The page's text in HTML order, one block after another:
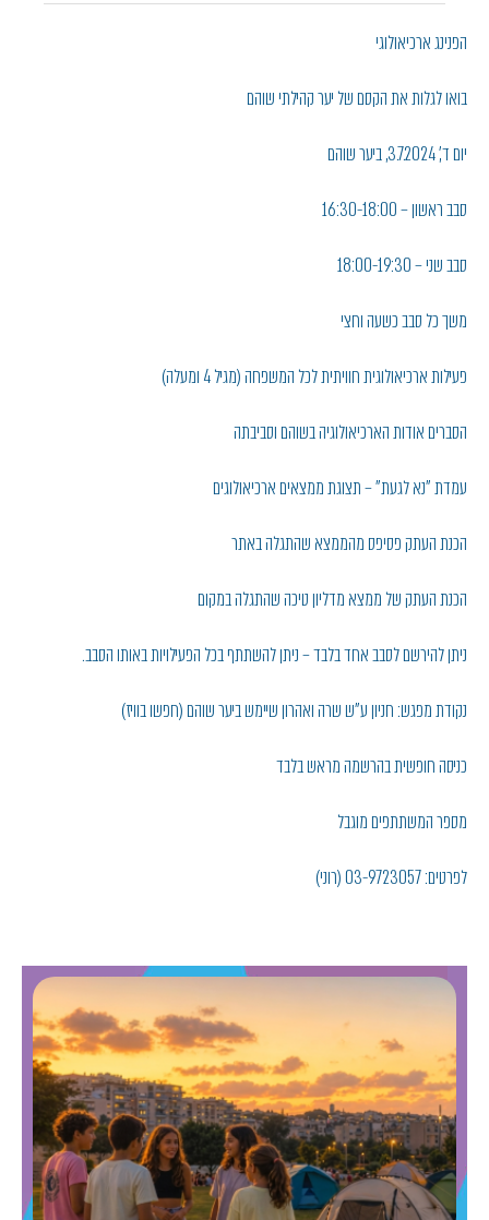
הפנינג ארכיאולוגי
בואו לגלות את הקסם של יער קהילתי שוהם
יום ד', 3.7.2024, ביער שוהם
סבב ראשון – 16:30-18:00
סבב שני – 18:00-19:30
משך כל סבב כשעה וחצי
פעילות ארכיאולוגית חוויתית לכל המשפחה (מגיל 4 ומעלה)
הסברים אודות הארכיאולוגיה בשוהם וסביבתה
עמדת "נא לגעת" – תצוגת ממצאים ארכיאולוגים
הכנת העתק פסיפס מהממצא שהתגלה באתר
הכנת העתק של ממצא מדליון טיכה שהתגלה במקום
ניתן להירשם לסבב אחד בלבד – ניתן להשתתף בכל הפעילויות באותו הסבב.
נקודת מפגש: חניון ע"ש שרה ואהרון שיימש ביער שוהם (חפשו בוויז)
כניסה חופשית בהרשמה מראש בלבד
מספר המשתתפים מוגבל
לפרטים: 03-9723057 (רוני)